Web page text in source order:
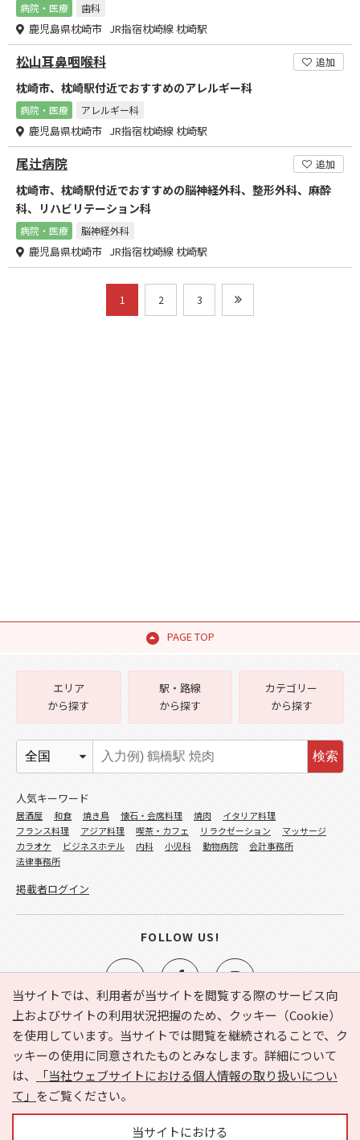
病院・医療 歯科
鹿児島県枕崎市 JR指宿枕崎線 枕崎駅
松山耳鼻咽喉科 追加
枕崎市、枕崎駅付近でおすすめのアレルギー科
病院・医療 アレルギー科
鹿児島県枕崎市 JR指宿枕崎線 枕崎駅
尾辻病院 追加
枕崎市、枕崎駅付近でおすすめの脳神経外科、整形外科、麻酔
科、リハビリテーション科
病院・医療 脳神経外科
鹿児島県枕崎市 JR指宿枕崎線 枕崎駅
1 2 3
PAGE TOP
当サイトでは、利用者が当サイトを閲覧する際のサービス向
上およびサイトの利用状況把握のため、クッキー（Cookie）
を使用しています。当サイトでは閲覧を継続されることで、ク
ッキーの使用に同意されたものとみなします。詳細について
は、
「当社ウェブサイトにおける個人情報の取り扱いについ
て」 をご覧ください。
当サイトにおける
e-NAVITA（イーナビタ）とは？ お気に入り
ヘルプ
利用規約
個人情報の取り扱いについて
運営会社
サイトマップ
広告掲載に関するお問い合わせ
エリア
から探す
駅・路線
から探す
カテゴリー
から探す
検索
人気キーワード
居酒屋 和食 焼き鳥 懐石・会席料理 焼肉
イタリア料理
フランス料理
アジア料理 喫茶・カフェ リラクゼーション
マッサージ
カラオケ
ビジネスホテル 内科 小児科 動物病院
会計事務所
法律事務所
掲載者ログイン
FOLLOW US!